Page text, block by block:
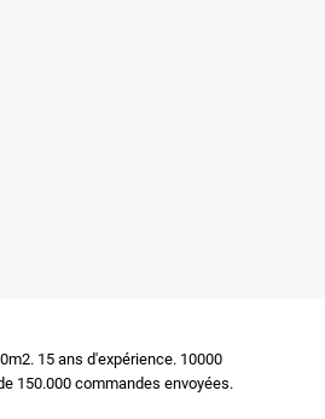
15 ans d'expérience. 10000
150.000 commandes envoyées.